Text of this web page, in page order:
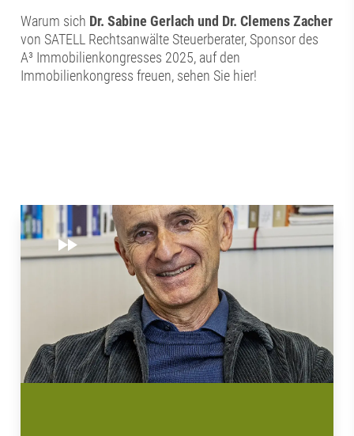
Warum sich Dr. Sabine Gerlach und Dr. Clemens Zacher
von SATELL Rechtsanwälte Steuerberater, Sponsor des
A³ Immobilienkongresses 2025, auf den
Immobilienkongress freuen, sehen Sie hier!